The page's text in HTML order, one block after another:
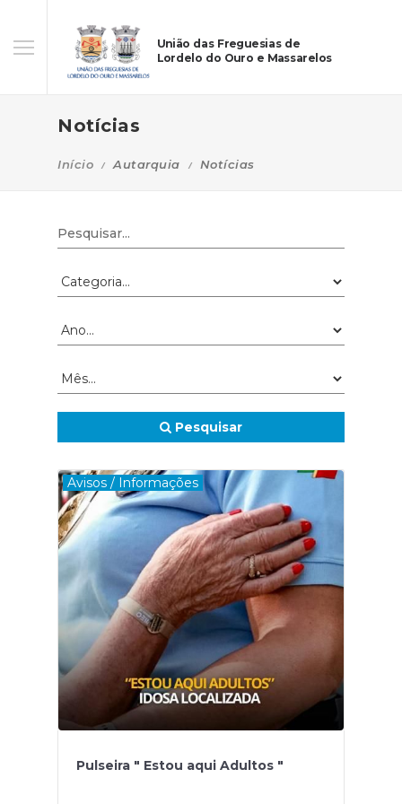
União das Freguesias de
Lordelo do Ouro e Massarelos
Notícias
Início Autarquia Notícias
Pesquisar
Avisos / Informações
Pulseira " Estou aqui Adultos "